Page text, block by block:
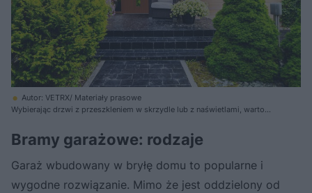
Autor: VETRX/ Materiały prasowe
Wybierając drzwi z przeszkleniem w skrzydle lub z naświetlami, warto
prywatność
Bramy garażowe: rodzaje
Garaż wbudowany w bryłę domu to popularne i
wygodne rozwiązanie. Mimo że jest oddzielony od